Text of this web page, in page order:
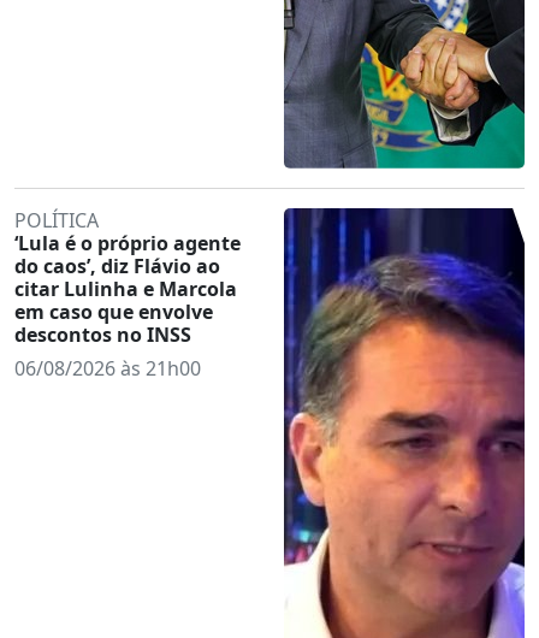
POLÍTICA
‘Lula é o próprio agente
do caos’, diz Flávio ao
citar Lulinha e Marcola
em caso que envolve
descontos no INSS
06/08/2026 às 21h00